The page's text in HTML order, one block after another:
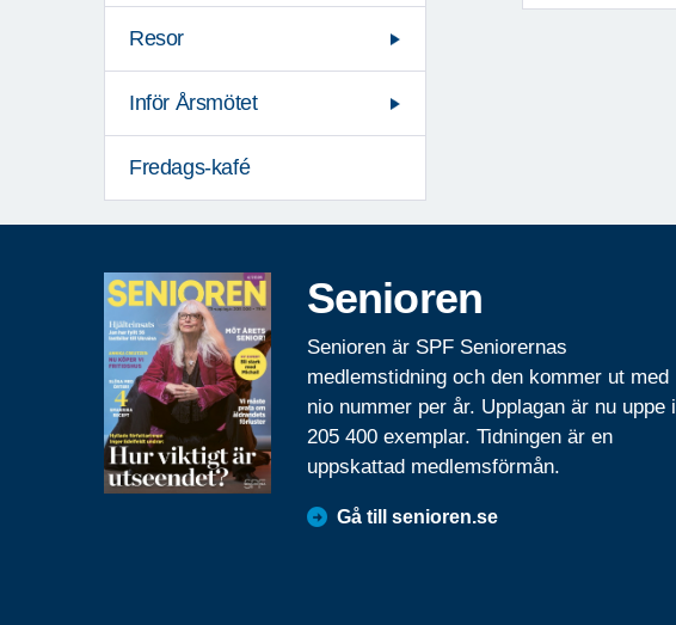
Resor
Inför Årsmötet
Fredags-kafé
Senioren
Senioren är SPF Seniorernas
medlemstidning och den kommer ut med
nio nummer per år. Upplagan är nu uppe i
205 400 exemplar. Tidningen är en
uppskattad medlemsförmån.
Gå till senioren.se